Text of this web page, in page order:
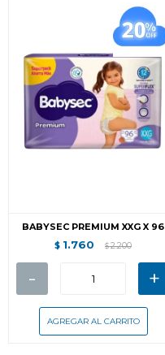
BABYSEC PREMIUM XXG X 96
$ 1.760 $ 2.200
- +